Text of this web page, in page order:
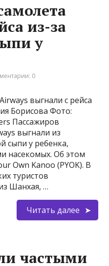
из-за
у
0
выгнали с рейса
Борисова Фото:
Пассажиров
выгнали из
сыпи у ребенка,
насекомых. Об этом
Own Kanoo (PYOK). В
туристов
Шанхая, …
Читать далее
частыми